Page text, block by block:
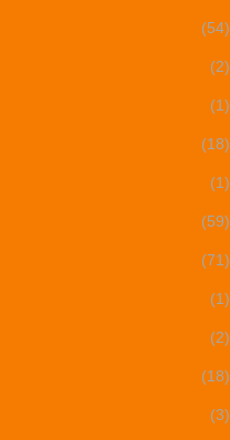
(54)
(2)
(1)
(18)
(1)
(59)
(71)
(1)
(2)
(18)
(3)